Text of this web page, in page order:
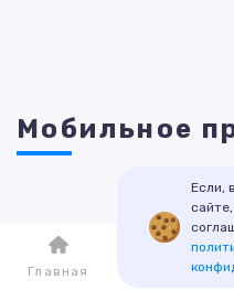
Мобильное
Если,
Главная Каталог